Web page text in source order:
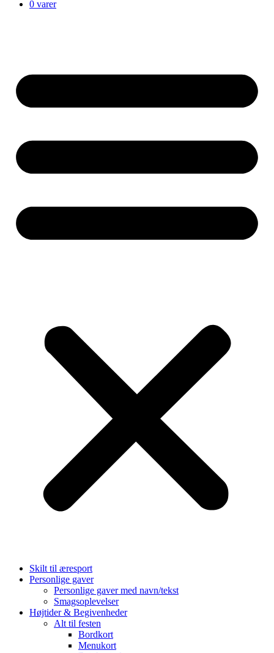
0 varer
Skilt til æresport
Personlige gaver
Personlige gaver med navn/tekst
Smagsoplevelser
Højtider & Begivenheder
Alt til festen
Bordkort
Menukort